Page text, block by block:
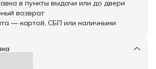
в пункты выдачи или до двери
возврат
— картой, СБП или наличными